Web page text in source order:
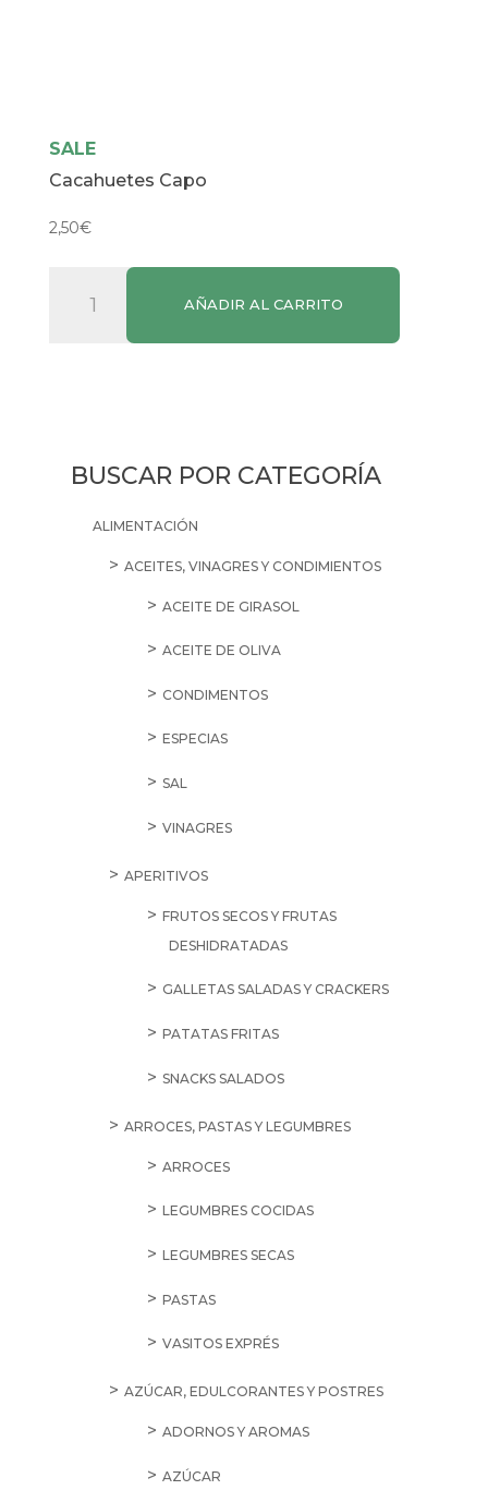
SALE
Cacahuetes Capo
2,50€
Cacahuetes
Capo
AÑADIR AL CARRITO
BUSCAR POR CATEGORÍA
ALIMENTACIÓN
ACEITES, VINAGRES Y CONDIMIENTOS
ACEITE DE GIRASOL
ACEITE DE OLIVA
CONDIMENTOS
ESPECIAS
SAL
VINAGRES
APERITIVOS
FRUTOS SECOS Y FRUTAS
DESHIDRATADAS
GALLETAS SALADAS Y CRACKERS
PATATAS FRITAS
SNACKS SALADOS
ARROCES, PASTAS Y LEGUMBRES
ARROCES
LEGUMBRES COCIDAS
LEGUMBRES SECAS
PASTAS
VASITOS EXPRÉS
AZÚCAR, EDULCORANTES Y POSTRES
ADORNOS Y AROMAS
AZÚCAR